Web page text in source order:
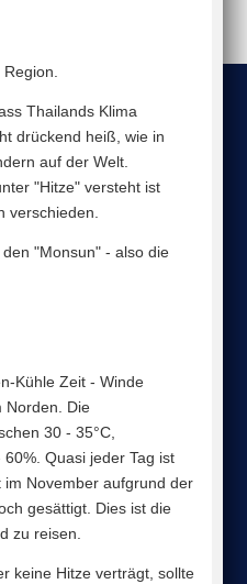
Thailands Klima
drückend heiß, wie in
auf der Welt.
"Hitze" versteht ist
verschieden.
"Monsun" - also die
Kühle Zeit - Winde
Norden. Die
30 - 35°C,
Quasi jeder Tag ist
im November aufgrund der
gesättigt. Dies ist die
zu reisen.
keine Hitze verträgt, sollte